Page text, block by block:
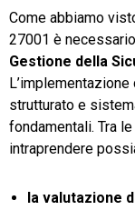
Come abbiamo
27001 è
Gestione della
strutturato e
fondamentali. Tra
intraprendere
la valutazione